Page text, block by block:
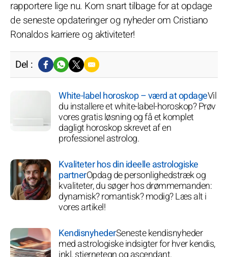
rapportere lige nu. Kom snart tilbage for at opdage
de seneste opdateringer og nyheder om Cristiano
Ronaldos karriere og aktiviteter!
Del :
White-label horoskop – værd at opdageVil
du installere et white-label-horoskop? Prøv
vores gratis løsning og få et komplet
dagligt horoskop skrevet af en
professionel astrolog.
Kvaliteter hos din ideelle astrologiske
partnerOpdag de personlighedstræk og
kvaliteter, du søger hos drømmemanden:
dynamisk? romantisk? modig? Læs alt i
vores artikel!
KendisnyhederSeneste kendisnyheder
med astrologiske indsigter for hver kendis,